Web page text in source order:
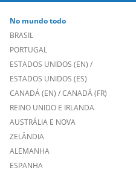
No mundo todo
BRASIL
PORTUGAL
ESTADOS UNIDOS (EN)/
ESTADOS UNIDOS (ES)
CANADÁ (EN) /CANADÁ (FR)
REINO UNIDO E IRLANDA
AUSTRÁLIA E NOVA
ZELÂNDIA